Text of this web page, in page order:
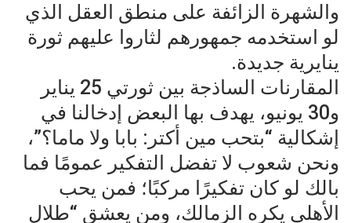
والشهرة الزائفة على منطق العقل الذي
لو استخدمه جمهورهم لثاروا عليهم ثورة
ينايرية جديدة.
المقارنات الساذجة بين ثورتي 25 يناير
و30 يونيو، يهدف بها البعض إدخالنا في
إشكالية “بتحب مين أكتر: بابا ولا ماما؟”،
ونحن شعوب لا تفضل التفكير عمومًا فما
بالك لو كان تفكيرًا مركبًا؛ فمن يحب
الأهلي يكره الزمالك، ومن يعشق “طلال